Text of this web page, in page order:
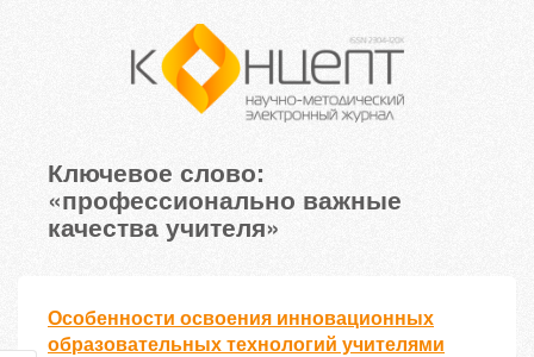
Ключевое слово:
«профессионально важные
качества учителя»
Особенности освоения инновационных
образовательных технологий учителями